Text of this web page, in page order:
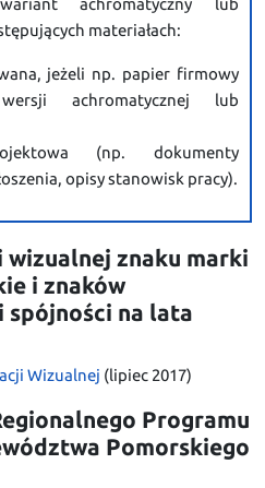
materiałach:
jeżeli np. papier firmowy
achromatycznej lub
(np. dokumenty
opisy stanowisk pracy).
znaku marki
i znaków
na lata
Wizualnej (lipiec 2017)
Programu
Pomorskiego